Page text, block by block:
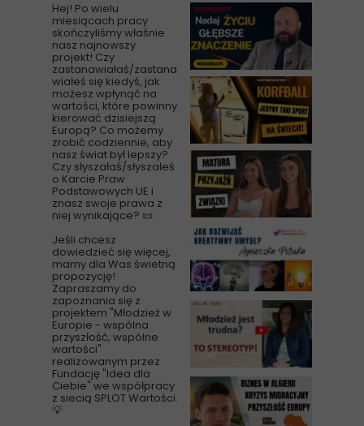
Hej! Po wielu
miesiącach pracy
skończyliśmy właśnie
nasz najnowszy
projekt! Czy
zastanawiałaś/zastana
wiałeś się kiedyś, jak
możesz wpłynąć na
wartości, które powinny
kierować dzisiejszą
Europą? Co możemy
zrobić codziennie, aby
nasz świat był lepszy?
Czy słyszałaś/słyszałeś
o Karcie Praw
Podstawowych UE i
znasz swoje prawa z
niej wynikające? 📜
Jeśli chcesz
dowiedzieć się więcej,
mamy dla Was świetną
propozycję!
Zapraszamy do
zapoznania się z
projektem "Młodzież w
Europie - wspólna
przyszłość, wspólne
wartości"
realizowanym przez
Fundację "Idea dla
Ciebie" we współpracy
z siecią SPLOT Wartości.
💡